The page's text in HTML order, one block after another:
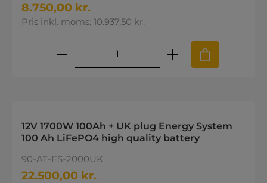
8.750,00 kr.
Pris inkl. moms: 10.937,50 kr.
Produktmængde: Indtast den
12V 1700W 100Ah + UK plug Energy System
100 Ah LiFePO4 high quality battery
90-AT-ES-2000UK
22.500,00 kr.